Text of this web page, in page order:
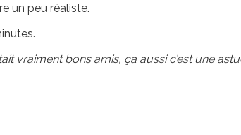
un peu réaliste.
vraiment bons amis, ça aussi c’est une